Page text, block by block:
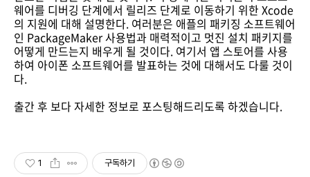
웨어를 디버깅 단계에서 릴리즈 단계로 이동하기 위한 Xcode
의 지원에 대해 설명한다. 여러분은 애플의 패키징 소프트웨어
인 PackageMaker 사용법과 매력적이고 멋진 설치 패키지를
어떻게 만드는지 배우게 될 것이다. 여기서 앱 스토어를 사용
하여 아이폰 소프트웨어를 발표하는 것에 대해서도 다룰 것이
다.
출간 후 보다 자세한 정보로 포스팅해드리도록 하겠습니다.
1 구독하기